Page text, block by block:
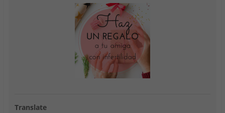
Translate